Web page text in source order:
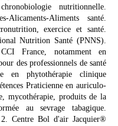
nutritionnelle.
Alicaments-Aliments santé.
exercice et santé.
Nutrition Santé (PNNS).
France, notamment en
des professionnels de santé
en phytothérapie clinique
Praticienne en auriculo-
mycothérapie, produits de la
au sevrage tabagique.
Centre Bol d'air Jacquier®